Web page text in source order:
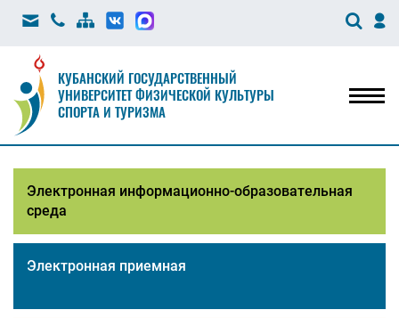
КУБАНСКИЙ ГОСУДАРСТВЕННЫЙ
УНИВЕРСИТЕТ ФИЗИЧЕСКОЙ КУЛЬТУРЫ
СПОРТА И ТУРИЗМА
Электронная информационно-образовательная
среда
Электронная приемная